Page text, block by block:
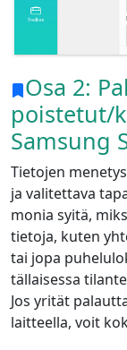
Osa 2:
poistetut/
Samsung
Tietojen
ja valitettava
monia syitä,
tietoja, kuten
tai jopa
tällaisessa
Jos yrität
laitteella, voit